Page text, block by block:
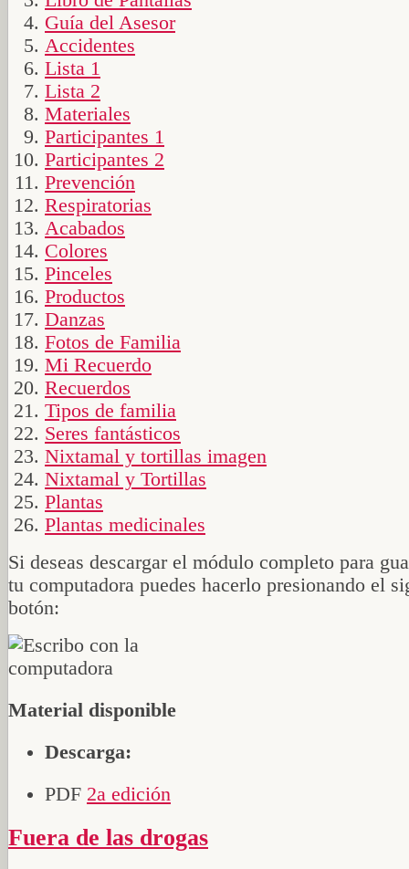
Guía del Asesor
Accidentes
Lista 1
Lista 2
Materiales
Participantes 1
Participantes 2
Prevención
Respiratorias
Acabados
Colores
Pinceles
Productos
Danzas
Fotos de Familia
Mi Recuerdo
Recuerdos
Tipos de familia
Seres fantásticos
Nixtamal y tortillas imagen
Nixtamal y Tortillas
Plantas
Plantas medicinales
Si deseas descargar el módulo completo para
tu computadora puedes hacerlo presionando el
botón:
Material disponible
Descarga:
PDF 2a edición
Fuera de las drogas